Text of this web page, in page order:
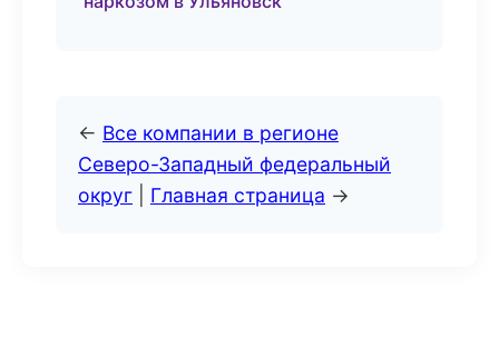
← Все компании в регионе
Северо-Западный федеральный
округ
Главная страница →